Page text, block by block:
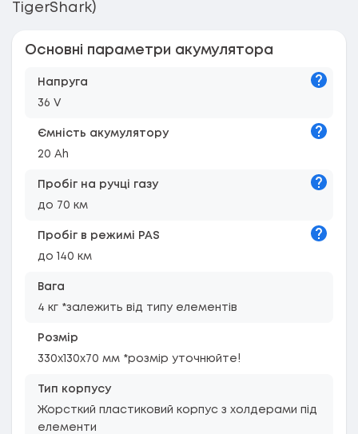
TigerShark)
Основні параметри акумулятора
Напруга
36 V
Ємність акумулятору
20 Ah
Пробіг на ручці газу
до 70 км
Пробіг в режимі PAS
до 140 км
Вага
4 кг *залежить від типу елементів
Розмір
330x130x70 мм *розмір уточнюйте!
Тип корпусу
Жорсткий пластиковий корпус з холдерами під
елементи